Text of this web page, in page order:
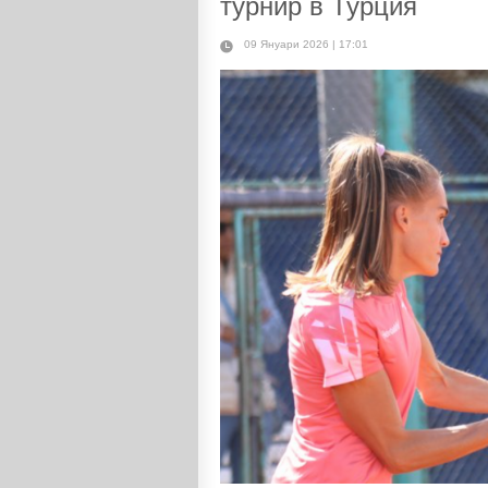
турнир в Турция
09 Януари 2026 | 17:01